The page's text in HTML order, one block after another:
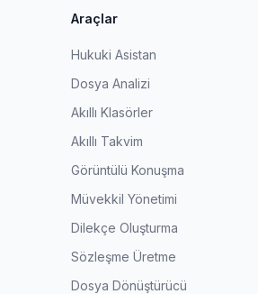
Araçlar
Hukuki Asistan
Dosya Analizi
Akıllı Klasörler
Akıllı Takvim
Görüntülü Konuşma
Müvekkil Yönetimi
Dilekçe Oluşturma
Sözleşme Üretme
Dosya Dönüştürücü